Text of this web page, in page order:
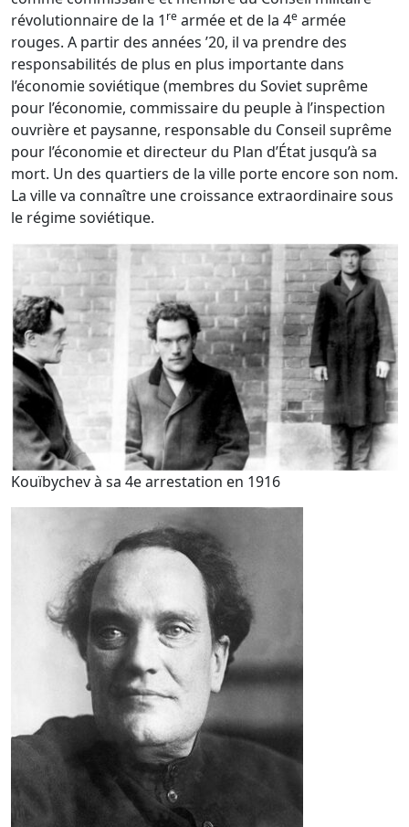
révolutionnaire de la 1 re armée et de la 4e armée
rouges. A partir des années ’20, il va prendre des
responsabilités de plus en plus importante dans
l’économie soviétique (membres du Soviet suprême
pour l’économie, commissaire du peuple à l’inspection
ouvrière et paysanne, responsable du Conseil suprême
pour l’économie et directeur du Plan d’État jusqu’à sa
mort. Un des quartiers de la ville porte encore son nom.
La ville va connaître une croissance extraordinaire sous
le régime soviétique.
Kouïbychev à sa 4e arrestation en 1916